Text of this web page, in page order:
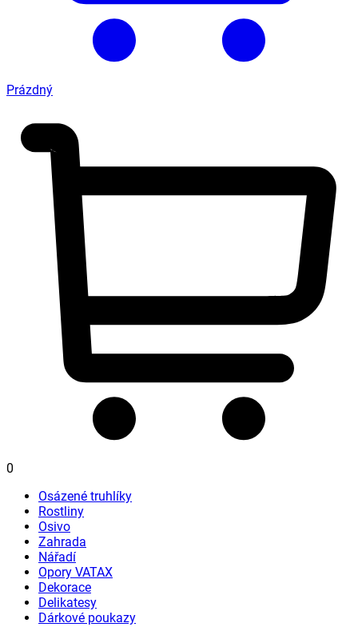
Prázdný
0
Osázené truhlíky
Rostliny
Osivo
Zahrada
Nářadí
Opory VATAX
Dekorace
Delikatesy
Dárkové poukazy